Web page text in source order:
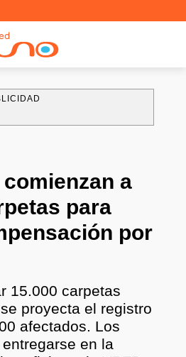
a
para
por
15.000 carpetas
proyecta el registro
afectados. Los
en la